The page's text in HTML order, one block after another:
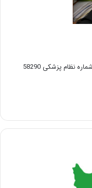
نظام پزشکی 58290